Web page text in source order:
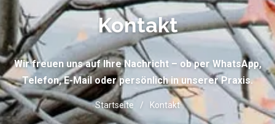
Kontakt
Wir freuen uns auf Ihre Nachricht – ob per WhatsApp,
Telefon, E-Mail oder persönlich in unserer Praxis.
Startseite Kontakt